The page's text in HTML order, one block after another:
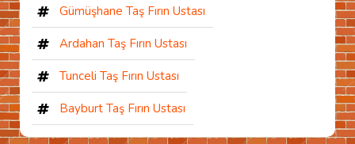
Gümüşhane Taş Fırın Ustası
Ardahan Taş Fırın Ustası
Tunceli Taş Fırın Ustası
Bayburt Taş Fırın Ustası